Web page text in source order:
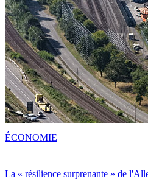
La « résilience surprenante » de
ÉCONOMIE